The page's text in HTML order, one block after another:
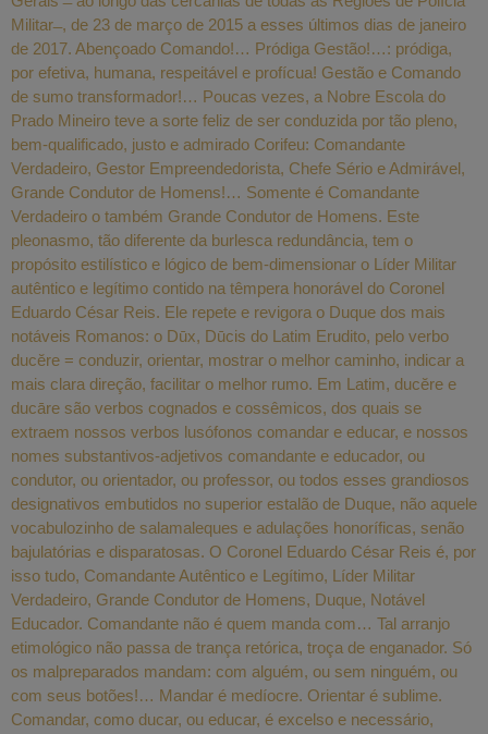
Militar ̶ , de 23 de março de 2015 a esses últimos dias de janeiro
de 2017. Abençoado Comando!… Pródiga Gestão!…: pródiga,
por efetiva, humana, respeitável e profícua! Gestão e Comando
de sumo transformador!… Poucas vezes, a Nobre Escola do
Prado Mineiro teve a sorte feliz de ser conduzida por tão pleno,
bem-qualificado, justo e admirado Corifeu: Comandante
Verdadeiro, Gestor Empreendedorista, Chefe Sério e Admirável,
Grande Condutor de Homens!… Somente é Comandante
Verdadeiro o também Grande Condutor de Homens. Este
pleonasmo, tão diferente da burlesca redundância, tem o
propósito estilístico e lógico de bem-dimensionar o Líder Militar
autêntico e legítimo contido na têmpera honorável do Coronel
Eduardo César Reis. Ele repete e revigora o Duque dos mais
notáveis Romanos: o Dūx, Dūcis do Latim Erudito, pelo verbo
ducĕre = conduzir, orientar, mostrar o melhor caminho, indicar a
mais clara direção, facilitar o melhor rumo. Em Latim, ducĕre e
ducāre são verbos cognados e cossêmicos, dos quais se
extraem nossos verbos lusófonos comandar e educar, e nossos
nomes substantivos-adjetivos comandante e educador, ou
condutor, ou orientador, ou professor, ou todos esses grandiosos
designativos embutidos no superior estalão de Duque, não aquele
vocabulozinho de salamaleques e adulações honoríficas, senão
bajulatórias e disparatosas. O Coronel Eduardo César Reis é, por
isso tudo, Comandante Autêntico e Legítimo, Líder Militar
Verdadeiro, Grande Condutor de Homens, Duque, Notável
Educador. Comandante não é quem manda com… Tal arranjo
etimológico não passa de trança retórica, troça de enganador. Só
os malpreparados mandam: com alguém, ou sem ninguém, ou
com seus botões!… Mandar é medíocre. Orientar é sublime.
Comandar, como ducar, ou educar, é excelso e necessário,